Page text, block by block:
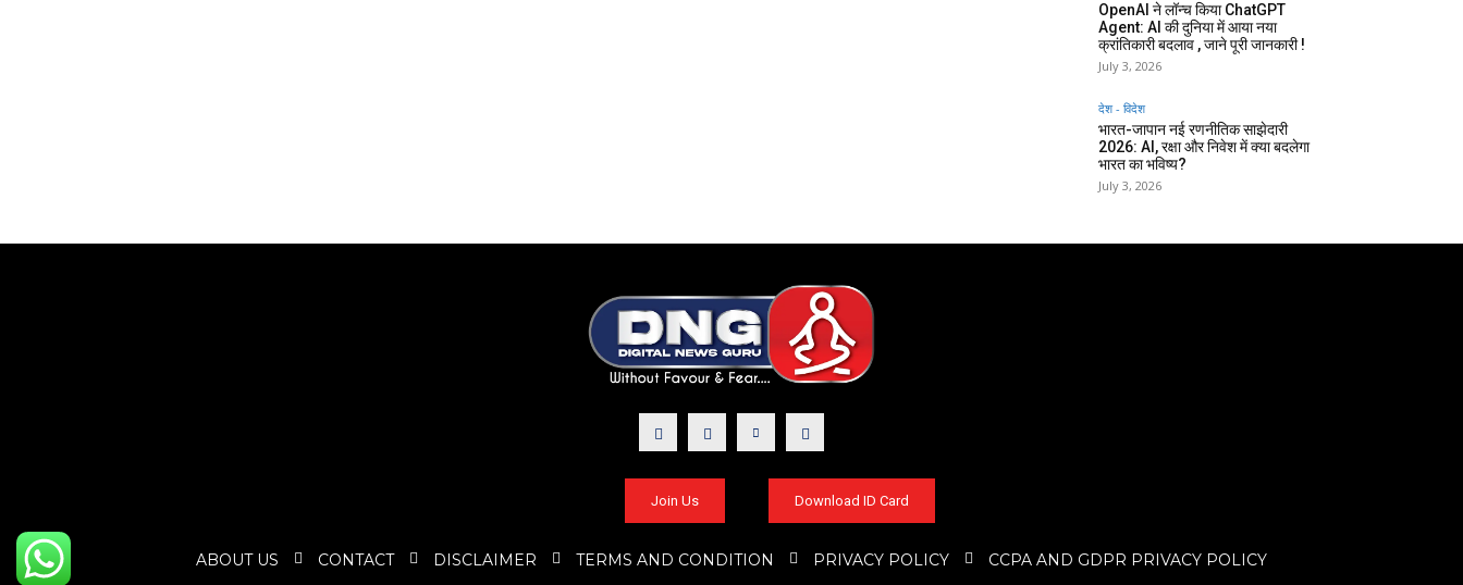
OpenAI ने लॉन्च किया ChatGPT
Agent: AI की दुनिया में आया नया
क्रांतिकारी बदलाव , जाने पूरी जानकारी !
July 3, 2026
देश - विदेश
भारत-जापान नई रणनीतिक साझेदारी
2026: AI, रक्षा और निवेश में क्या बदलेगा
भारत का भविष्य?
July 3, 2026
Join Us Download ID Card
ABOUT US CONTACT DISCLAIMER TERMS AND CONDITION PRIVACY POLICY CCPA AND GDPR PRIVACY POLICY